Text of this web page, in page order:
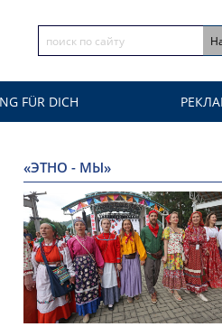
FÜR DICH
«ЭТНО - МЫ»